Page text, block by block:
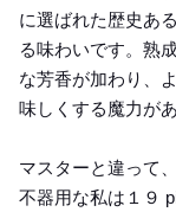
に選ばれた歴史あ
る味わいです。熟
な芳香が加わり、
味しくする魔力が
マスターと違って
不器用な私は１９